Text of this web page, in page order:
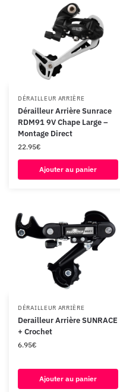
DÉRAILLEUR ARRIÈRE
Dérailleur Arrière Sunrace
RDM91 9V Chape Large –
Montage Direct
22.95€
Ajouter au panier
DÉRAILLEUR ARRIÈRE
Derailleur Arrière SUNRACE
+ Crochet
6.95€
Ajouter au panier